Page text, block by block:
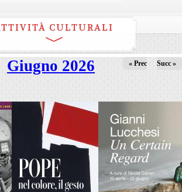
CULTURALI
Giugno 2026 « Prec Succ »